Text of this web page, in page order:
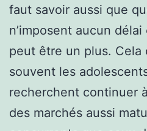
faut savoir aussi que
n’imposent aucun
peut être un plus. Cela
souvent les
recherchent continuer
des marchés aussi